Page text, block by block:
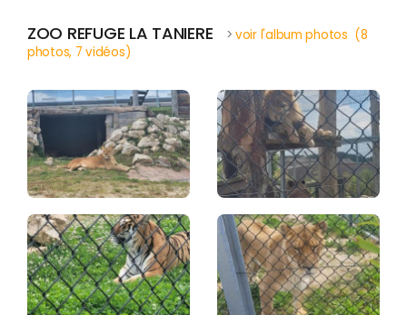
ZOO REFUGE LA TANIERE > voir l'album photos (8
photos, 7 vidéos)